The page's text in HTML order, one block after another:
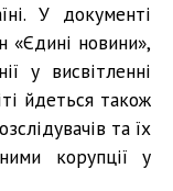
У документі
«Єдині новини»,
у висвітленні
йдеться також
та їх
корупції у